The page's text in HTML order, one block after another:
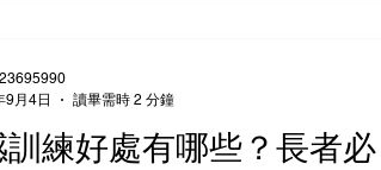
練好處有哪些？長者必
9月4日
讀畢需時 2 分鐘